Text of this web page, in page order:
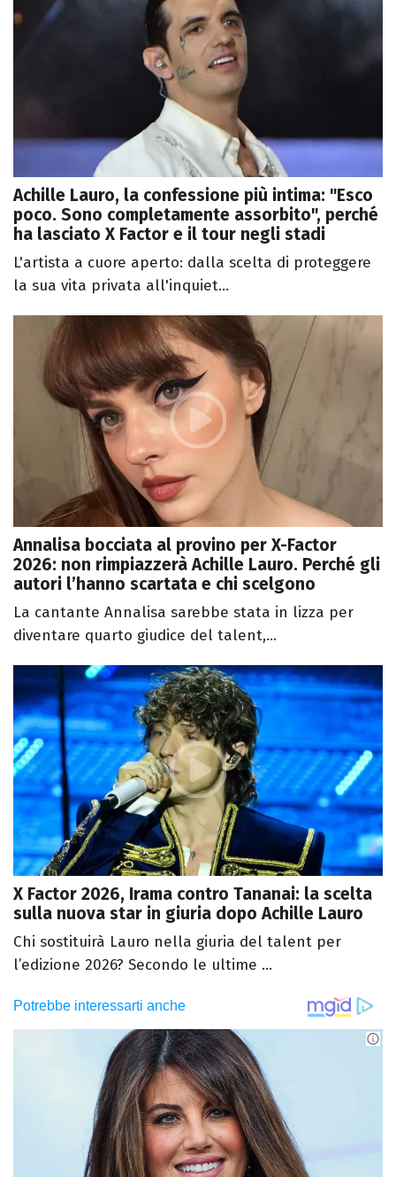
Achille Lauro, la confessione più intima: "Esco
poco. Sono completamente assorbito", perché
ha lasciato X Factor e il tour negli stadi
L'artista a cuore aperto: dalla scelta di proteggere
la sua vita privata all'inquiet...
Annalisa bocciata al provino per X-Factor
2026: non rimpiazzerà Achille Lauro. Perché gli
autori l’hanno scartata e chi scelgono
La cantante Annalisa sarebbe stata in lizza per
diventare quarto giudice del talent,...
X Factor 2026, Irama contro Tananai: la scelta
sulla nuova star in giuria dopo Achille Lauro
Chi sostituirà Lauro nella giuria del talent per
l’edizione 2026? Secondo le ultime ...